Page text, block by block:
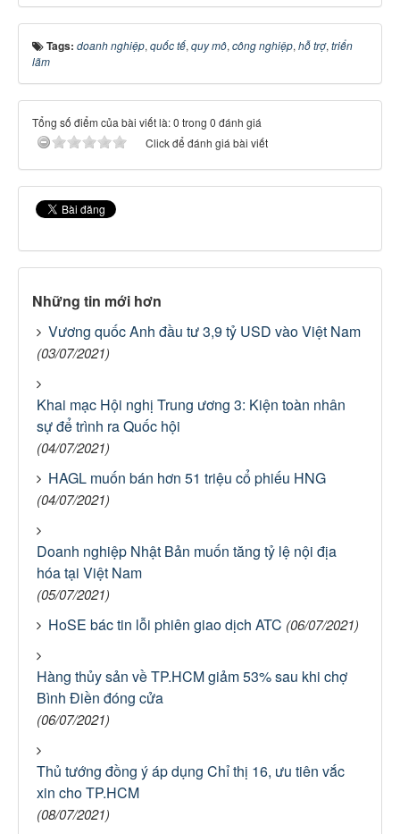
Tags: doanh nghiệp, quốc tế, quy mô, công nghiệp, hỗ trợ, triển
lãm
Tổng số điểm của bài viết là: 0 trong 0 đánh giá
Click để đánh giá bài viết
Những tin mới hơn
Vương quốc Anh đầu tư 3,9 tỷ USD vào Việt Nam
(03/07/2021)
Khai mạc Hội nghị Trung ương 3: Kiện toàn nhân
sự để trình ra Quốc hội
(04/07/2021)
HAGL muốn bán hơn 51 triệu cổ phiếu HNG
(04/07/2021)
Doanh nghiệp Nhật Bản muốn tăng tỷ lệ nội địa
hóa tại Việt Nam
(05/07/2021)
HoSE bác tin lỗi phiên giao dịch ATC (06/07/2021)
Hàng thủy sản về TP.HCM giảm 53% sau khi chợ
Bình Điền đóng cửa
(06/07/2021)
Thủ tướng đồng ý áp dụng Chỉ thị 16, ưu tiên vắc
xin cho TP.HCM
(08/07/2021)